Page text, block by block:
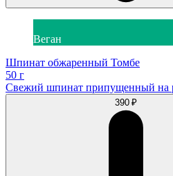
Веган
Шпинат обжаренный Томбе
50 г
Свежий шпинат припущенный на
390 ₽